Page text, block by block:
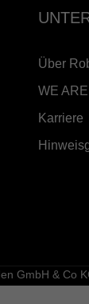
Über
WE
Karriere
GmbH & Co